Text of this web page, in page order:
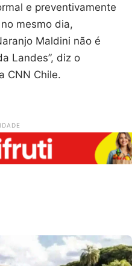
e preventivamente
mesmo dia,
Maldini não é
Landes”, diz o
CNN Chile.